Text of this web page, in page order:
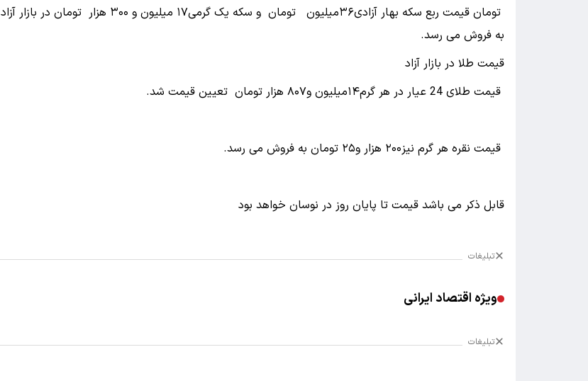
تومان قیمت ربع‌ سکه بهار آزادی۳۶میلیون تومان و سکه یک‌ گرمی۱۷ میلیون و ۳۰۰ هزار تومان در بازار آزاد
به فروش می‌ رسد.
قیمت طلا در بازار آزاد
قیمت طلای 24 عیار در هر گرم۱۴میلیون و۸۰۷ هزار تومان تعیین قیمت شد.
قیمت نقره هر گرم نیز۲۰۰ هزار و۲۵ تومان به فروش می رسد.
قابل ذکر می باشد قیمت تا پایان روز در نوسان خواهد بود
تبلیغات
ویژه اقتصاد ایرانی
تبلیغات